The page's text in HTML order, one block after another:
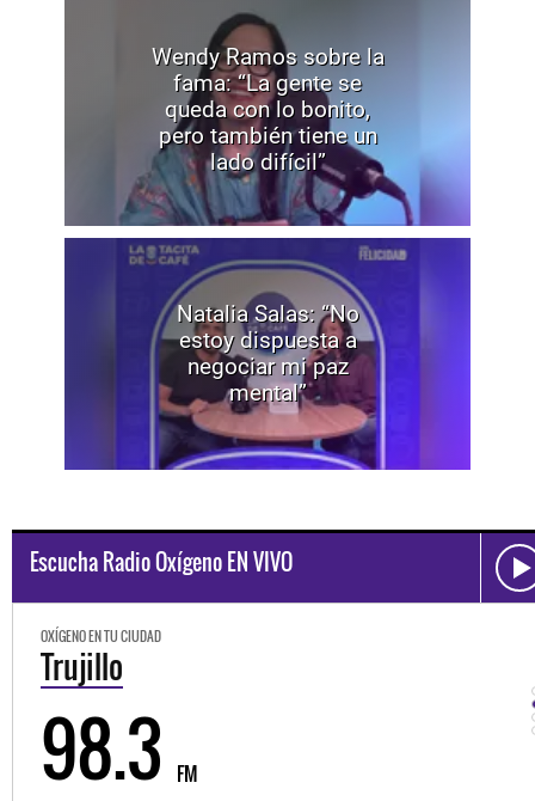
Wendy Ramos sobre la
fama: “La gente se
queda con lo bonito,
pero también tiene un
lado difícil”
Natalia Salas: “No
estoy dispuesta a
negociar mi paz
mental”
Escucha Radio Oxígeno EN VIVO
OXÍGENO EN TU CIUDAD
Trujillo
98.3 FM